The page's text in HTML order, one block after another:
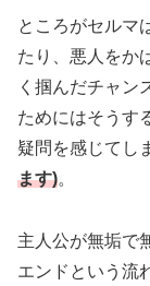
ところがセルマ
たり、悪人をか
く掴んだチャン
ためにはそうす
疑問を感じてし
ます)。
主人公が無垢で
エンドという流